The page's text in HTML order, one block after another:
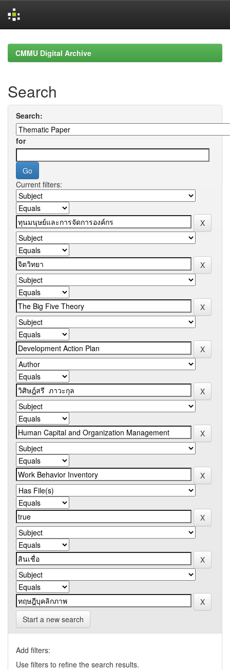
navigationCMMU Digital Archive
Search
Search:
for
Current filters:
Start a new search
Add filters:
Use filters to refine the search results.